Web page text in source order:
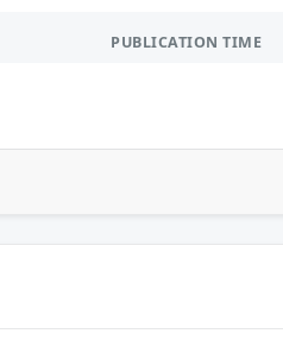
PUBLICATION TIME